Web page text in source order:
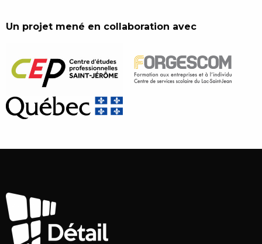
Un projet mené en collaboration avec